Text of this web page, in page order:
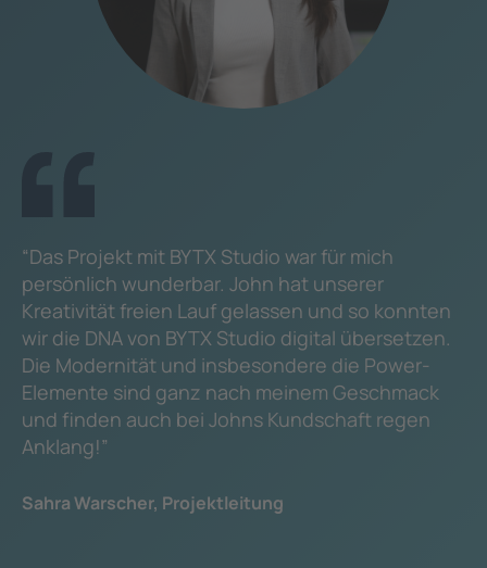
“Das Projekt mit BYTX Studio war für mich
persönlich wunderbar. John hat unserer
Kreativität freien Lauf gelassen und so konnten
wir die DNA von BYTX Studio digital übersetzen.
Die Modernität und insbesondere die Power-
Elemente sind ganz nach meinem Geschmack
und finden auch bei Johns Kundschaft regen
Anklang!”
Sahra Warscher, Projektleitung